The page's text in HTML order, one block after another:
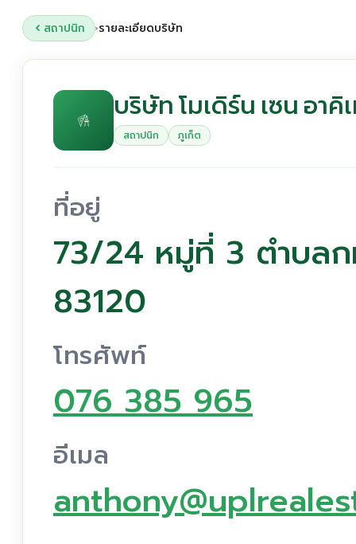
สถาปนิก ›รายละเอียดบริษัท
บริษัท โมเดิร์น เซน อาคิ
สถาปนิก ภูเก็ต
ที่อยู่
73/24 หมู่ที่ 3 ตำบลก
83120
โทรศัพท์
076 385 965
อีเมล